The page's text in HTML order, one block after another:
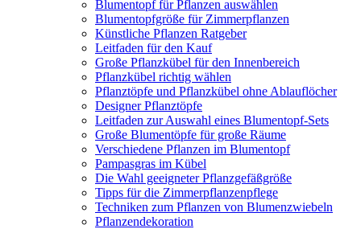
Blumentopf für Pflanzen auswählen
Blumentopfgröße für Zimmerpflanzen
Künstliche Pflanzen Ratgeber
Leitfaden für den Kauf
Große Pflanzkübel für den Innenbereich
Pflanzkübel richtig wählen
Pflanztöpfe und Pflanzkübel ohne Ablauflöcher
Designer Pflanztöpfe
Leitfaden zur Auswahl eines Blumentopf-Sets
Große Blumentöpfe für große Räume
Verschiedene Pflanzen im Blumentopf
Pampasgras im Kübel
Die Wahl geeigneter Pflanzgefäßgröße
Tipps für die Zimmerpflanzenpflege
Techniken zum Pflanzen von Blumenzwiebeln
Pflanzendekoration